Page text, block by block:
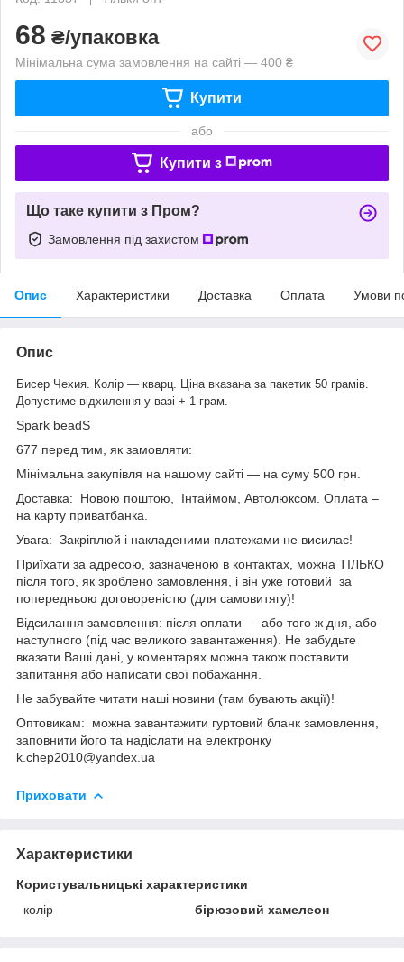
68 ₴/упаковка
Мінімальна сума замовлення на сайті — 400 ₴
Купити
або
Купити з
Що таке купити з Пром?
Замовлення під захистом
Опис Характеристики Доставка Оплата Умови
Опис
Бисер Чехия. Колір — кварц. Ціна вказана за пакетик 50 грамів.
Допустиме відхилення у вазі + 1 грам.
Spark beadS
677 перед тим, як замовляти:
Мінімальна закупівля на нашому сайті — на суму 500 грн.
Доставка: Новою поштою, Інтаймом, Автолюксом. Оплата –
на карту приватбанка.
Увага: Закріплюй і накладеними платежами не висилає!
Приїхати за адресою, зазначеною в контактах, можна ТІЛЬКО
після того, як зроблено замовлення, і він уже готовий за
попередньою договореністю (для самовитягу)!
Відсилання замовлення: після оплати — або того ж дня, або
наступного (під час великого завантаження). Не забудьте
вказати Ваші дані, у коментарях можна також поставити
запитання або написати свої побажання.
Не забувайте читати наші новини (там бувають акції)!
Оптовикам: можна завантажити гуртовий бланк замовлення,
заповнити його та надіслати на електронку
k.chep2010@yandex.ua
Приховати
Характеристики
Користувальницькі характеристики
колір
бірюзовий хамелеон